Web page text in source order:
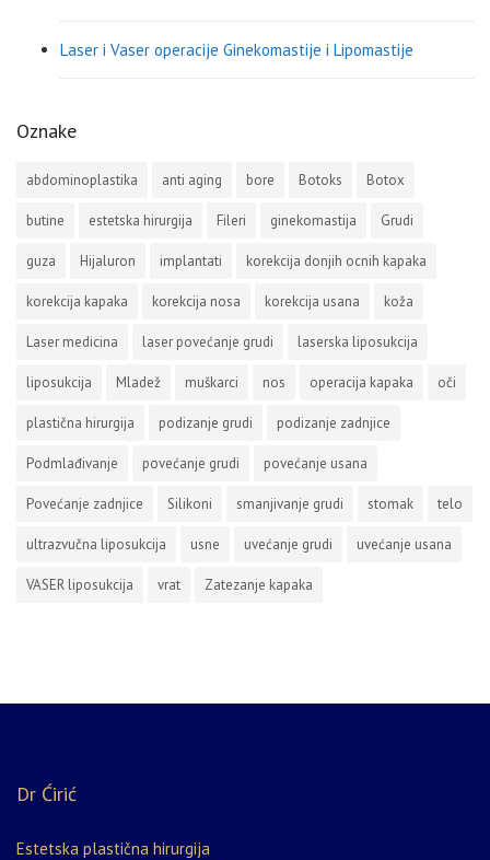
Laser i Vaser operacije Ginekomastije i Lipomastije
Oznake
abdominoplastika anti aging bore Botoks Botox
butine estetska hirurgija Fileri ginekomastija Grudi
guza Hijaluron implantati korekcija donjih ocnih kapaka
korekcija kapaka korekcija nosa korekcija usana koža
Laser medicina laser povećanje grudi laserska liposukcija
liposukcija Mladež muškarci nos operacija kapaka oči
plastična hirurgija podizanje grudi podizanje zadnjice
Podmlađivanje povećanje grudi povećanje usana
Povećanje zadnjice Silikoni smanjivanje grudi stomak telo
ultrazvučna liposukcija usne uvećanje grudi uvećanje usana
VASER liposukcija vrat Zatezanje kapaka
Dr Ćirić
Estetska plastična hirurgija